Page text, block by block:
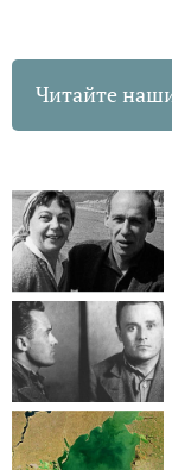
Читайте